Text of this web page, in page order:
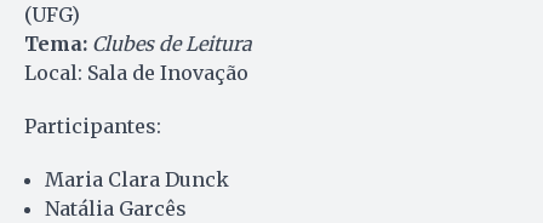
(UFG)
Tema: Clubes de Leitura
Local: Sala de Inovação
Participantes:
Maria Clara Dunck
Natália Garcês